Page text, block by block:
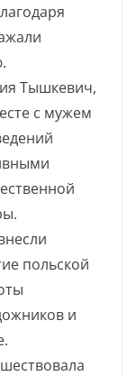
Тышкевич,
с мужем
польской
и